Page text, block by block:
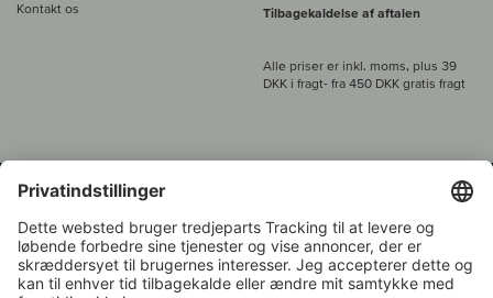
Kontakt os
Tilbagekaldelse af aftalen
Alle priser er inkl. moms, plus 39
DKK i fragt- fra 450 DKK gratis fragt
Kundeservice:
+49 421 696 797-0
1.000 vinavlere –
Vinhandler